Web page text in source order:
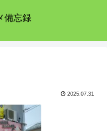
備忘録
2025.07.31